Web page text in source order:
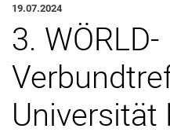
19.07.2024
3. WÖRLD-
Universität